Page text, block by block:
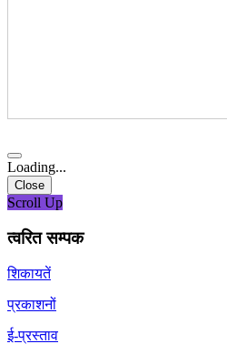
Loading...
Close
Scroll Up
त्वरित सम्पक
शिकायतें
प्रकाशनों
ई-प्रस्ताव